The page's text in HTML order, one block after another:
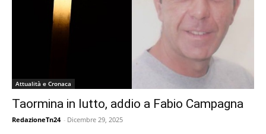
Attualità e Cronaca
Taormina in lutto, addio a Fabio Campagna
RedazioneTn24 - Dicembre 29, 2025